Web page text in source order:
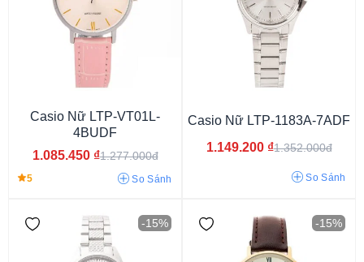
Kim (Analog)
Casio Nữ LTP-VT01L-
4BUDF
1.085.450 ₫1.277.000đ
5 So Sánh
Casio Nữ LTP-1183A-7ADF
1.149.200 ₫1.352.000đ
So Sánh
-15% -15%